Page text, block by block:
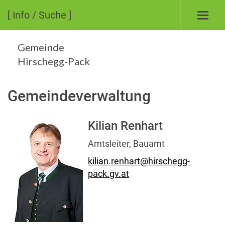
[ Info / Suche ]
Gemeinde
Hirschegg-Pack
Gemeindeverwaltung
Kilian Renhart
Amtsleiter, Bauamt
kilian.renhart@hirschegg-
pack.gv.at